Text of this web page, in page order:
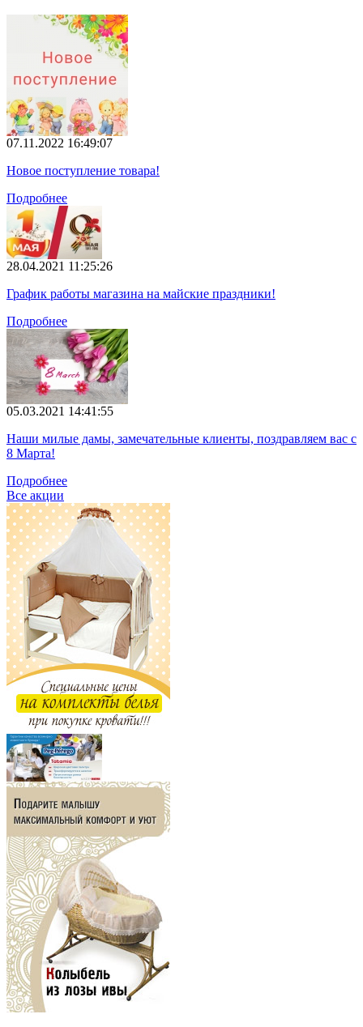
07.11.2022 16:49:07
Новое поступление товара!
Подробнее
28.04.2021 11:25:26
График работы магазина на майские праздники!
Подробнее
05.03.2021 14:41:55
Наши милые дамы, замечательные клиенты, поздравляем вас с
8 Марта!
Подробнее
Все акции